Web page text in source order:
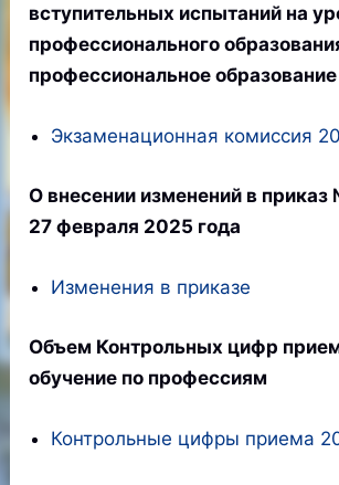
вступительных испытаний на
профессионального
профессиональное образование
Экзаменационная комиссия
О внесении изменений в
27 февраля 2025 года
Изменения в приказе
Объем Контрольных цифр
обучение по профессиям
Контрольные цифры приема